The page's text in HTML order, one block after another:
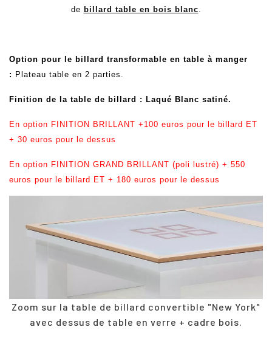
de billard table en bois blanc.
Option pour le billard transformable en table à manger
: Plateau table en 2 parties .
Finition de la table de billard : Laqué Blanc satiné.
En option FINITION BRILLANT +100 euros pour le billard ET
+ 30 euros pour le dessus
En option FINITION GRAND BRILLANT (poli lustré) + 550
euros pour le billard ET + 180 euros pour le dessus
Zoom sur la table de billard convertible "New York"
avec dessus de table en verre + cadre bois.